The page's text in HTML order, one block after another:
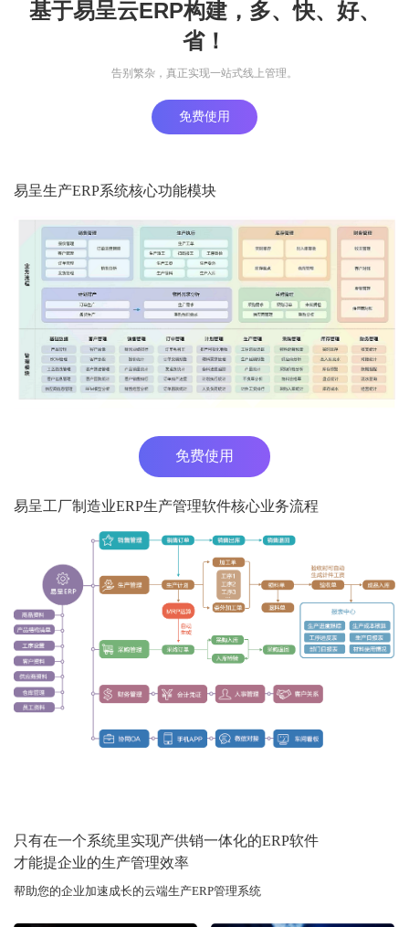
基于易呈云ERP构建，多、快、好、
省！
告别繁杂，真正实现一站式线上管理。
免费使用
易呈生产ERP系统核心功能模块
免费使用
易呈工厂制造业ERP生产管理软件核心业务流程
只有在一个系统里实现产供销一体化的ERP软件
才能提企业的生产管理效率
帮助您的企业加速成长的云端生产ERP管理系统